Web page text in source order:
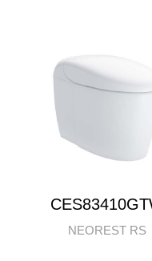
NEOREST RS